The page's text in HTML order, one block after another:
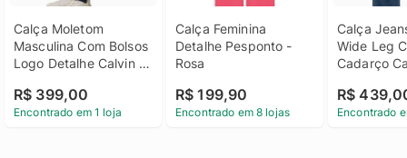
Calça Moletom
Masculina Com Bolsos
Logo Detalhe Calvin
Marinho Calça
Moletom Masculina
R$ 399,00
Encontrado em 1 loja
Calça Feminina
Detalhe Pesponto -
Rosa
R$ 199,90
Encontrado em 8 lojas
Calça
Wide Leg
Cadarço
Calça
Wide Leg
R$
Encontrado